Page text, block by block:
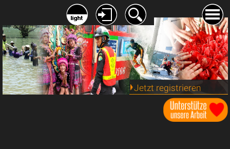
Jetzt registrieren